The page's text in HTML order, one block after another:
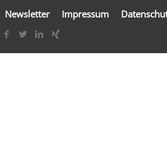
Newsletter Impressum